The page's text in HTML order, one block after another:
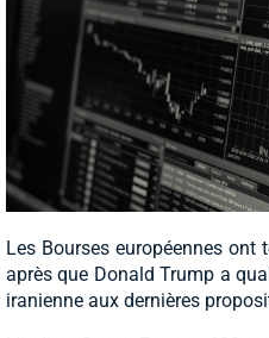
Les Bourses européennes ont
après que Donald Trump a
iranienne aux dernières